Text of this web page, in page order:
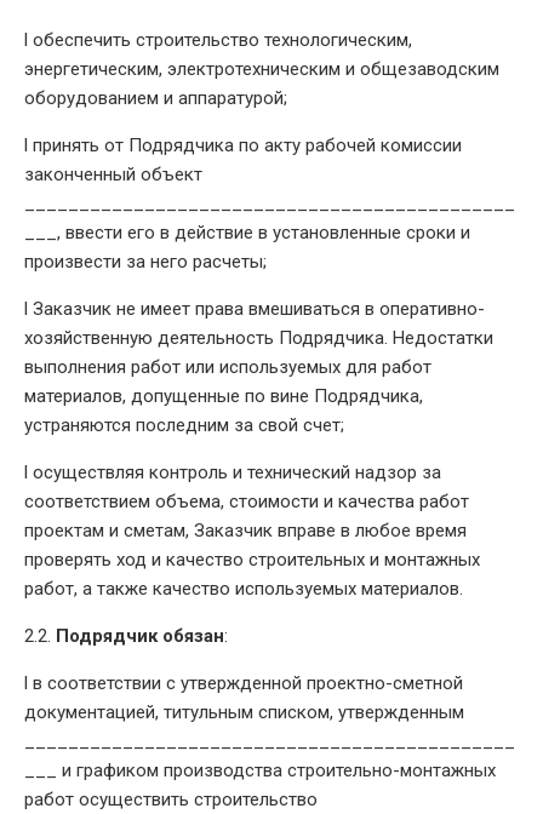
l обеспечить строительство технологическим,
энергетическим, электротехническим и общезаводским
оборудованием и аппаратурой;
l принять от Подрядчика по акту рабочей комиссии
законченный объект
___, ввести его в действие в установленные сроки и
произвести за него расчеты;
l Заказчик не имеет права вмешиваться в оперативно-
хозяйственную деятельность Подрядчика. Недостатки
выполнения работ или используемых для работ
материалов, допущенные по вине Подрядчика,
устраняются последним за свой счет;
l осуществляя контроль и технический надзор за
соответствием объема, стоимости и качества работ
проектам и сметам, Заказчик вправе в любое время
проверять ход и качество строительных и монтажных
работ, а также качество используемых материалов.
2.2. Подрядчик обязан:
l в соответствии с утвержденной проектно-сметной
документацией, титульным списком, утвержденным
___ и графиком производства строительно-монтажных
работ осуществить строительство